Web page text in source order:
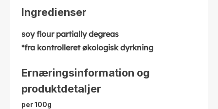
Ingredienser
soy flour partially degreas
*fra kontrolleret økologisk dyrkning
Ernæringsinformation og
produktdetaljer
per 100g